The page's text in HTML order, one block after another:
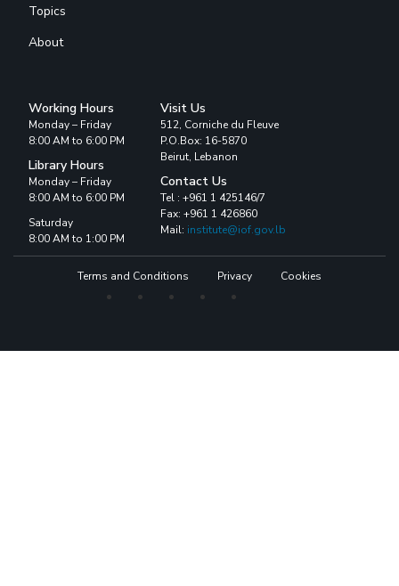
Topics
About
Working Hours
Monday – Friday
8:00 AM to 6:00 PM
Library Hours
Monday – Friday
8:00 AM to 6:00 PM
Saturday
8:00 AM to 1:00 PM
Visit Us
512, Corniche du Fleuve
P.O.Box: 16-5870
Beirut, Lebanon
Contact Us
Tel : +961 1 425146/7
Fax: +961 1 426860
Mail: institute@iof.gov.lb
Terms and Conditions Privacy Cookies